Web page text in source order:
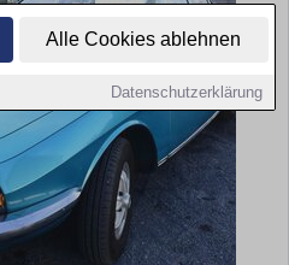
Alle Cookies ablehnen
Datenschutzerklärung